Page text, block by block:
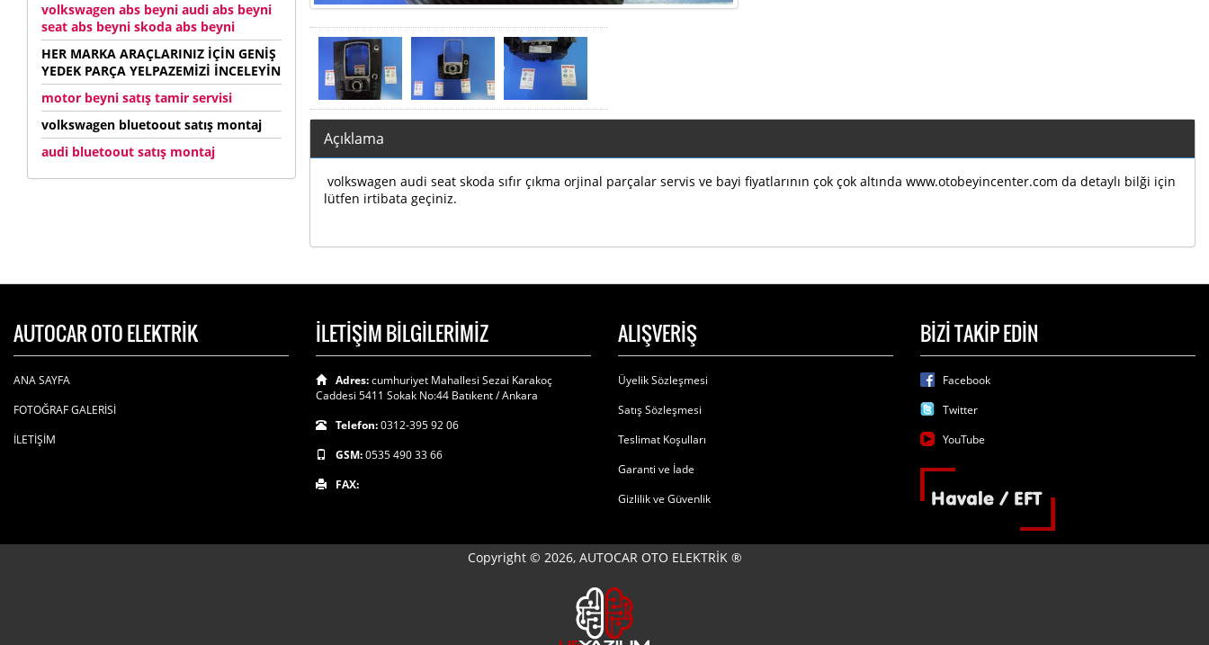
volkswagen abs beyni audi abs beyni
seat abs beyni skoda abs beyni
HER MARKA ARAÇLARINIZ İÇİN GENİŞ
YEDEK PARÇA YELPAZEMİZİ İNCELEYİN
motor beyni satış tamir servisi
volkswagen bluetoout satış montaj
audi bluetoout satış montaj
Açıklama
volkswagen audi seat skoda sıfır çıkma orjinal parçalar servis ve bayi fiyatlarının çok çok altında www.otobeyincenter.com da detaylı bilği için
lütfen irtibata geçiniz.
AUTOCAR OTO ELEKTRİK
ANA SAYFA
FOTOĞRAF GALERİSİ
İLETİŞİM
İLETİŞİM BİLGİLERİMİZ
Adres:cumhuriyet Mahallesi Sezai Karakoç
Caddesi 5411 Sokak No:44 Batıkent / Ankara
Telefon:0312-395 92 06
GSM:0535 490 33 66
FAX:
ALIŞVERİŞ
Üyelik Sözleşmesi
Satış Sözleşmesi
Teslimat Koşulları
Garanti ve İade
Gizlilik ve Güvenlik
BİZİ TAKİP EDİN
Facebook
Twitter
YouTube
Copyright © 2026, AUTOCAR OTO ELEKTRİK ®